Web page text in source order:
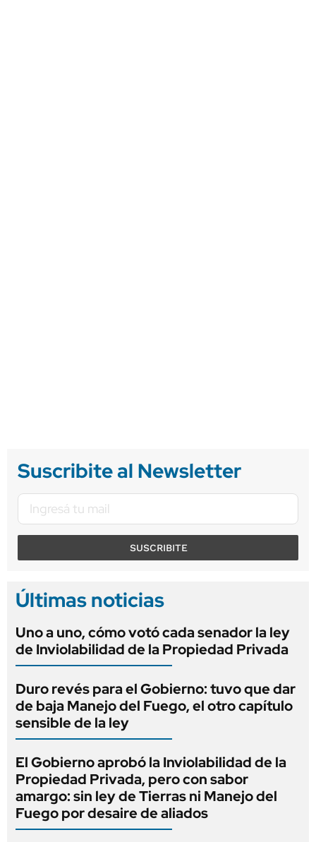
Suscribite al Newsletter
SUSCRIBITE
Últimas noticias
Uno a uno, cómo votó cada senador la ley
de Inviolabilidad de la Propiedad Privada
Duro revés para el Gobierno: tuvo que dar
de baja Manejo del Fuego, el otro capítulo
sensible de la ley
El Gobierno aprobó la Inviolabilidad de la
Propiedad Privada, pero con sabor
amargo: sin ley de Tierras ni Manejo del
Fuego por desaire de aliados